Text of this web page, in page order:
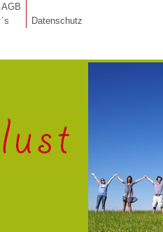
AGB
´s
Datenschutz